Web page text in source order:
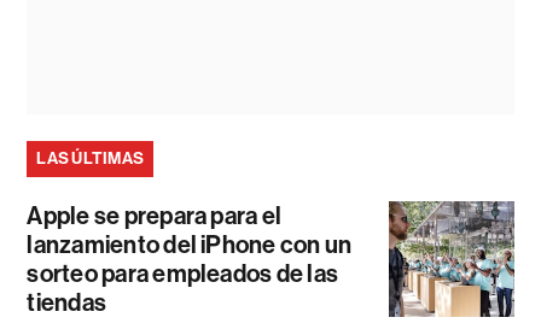
LAS ÚLTIMAS
Apple se prepara para el
lanzamiento del iPhone con un
sorteo para empleados de las
tiendas